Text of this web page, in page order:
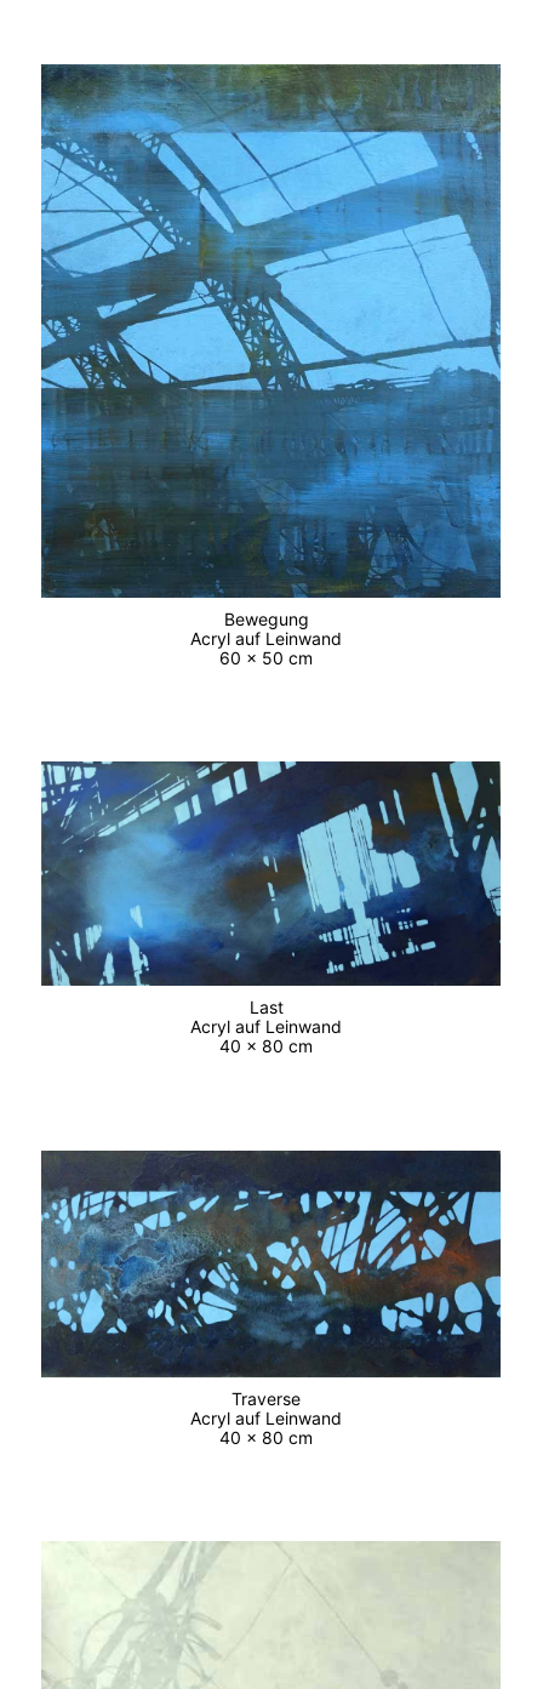
Bewegung
Acryl auf Leinwand
60 x 50 cm
Last
Acryl auf Leinwand
40 x 80 cm
Traverse
Acryl auf Leinwand
40 x 80 cm